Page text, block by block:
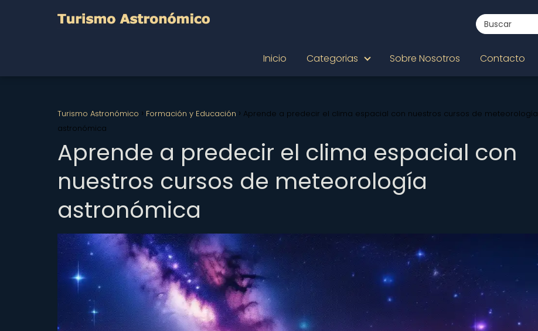
Inicio Categorias Sobre Nosotros Contacto
Turismo Astronómico Formación y Educación
Aprende a predecir el clima espacial con nuestros cursos de meteorología
astronómica
Aprende a predecir el clima espacial con
nuestros cursos de meteorología
astronómica